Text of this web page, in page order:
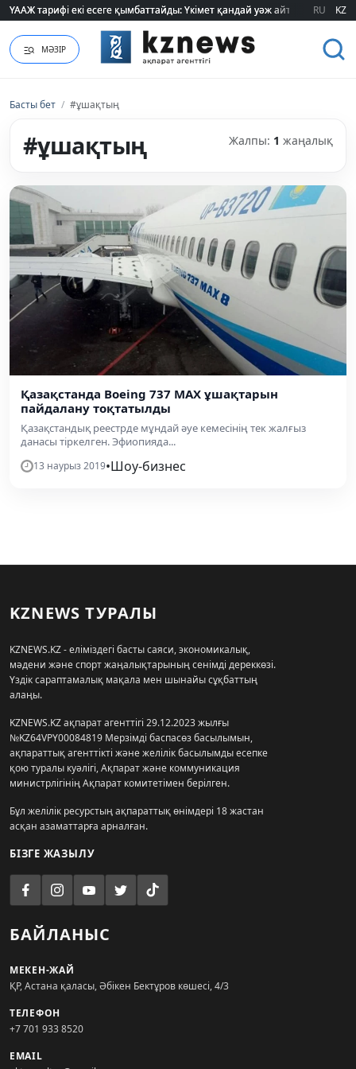
ҮААЖ тарифі екі есеге қымбаттайды: Үкімет қандай уәж айтады?
ҮААЖ тарифі екі есеге қымбаттайды: Үкімет қандай уәж айтады? RU KZ
МӘЗІР
Басты бет / #ұшақтың
#ұшақтың Жалпы: 1 жаңалық
Қазақстанда Boeing 737 MAX ұшақтарын
пайдалану тоқтатылды
Қазақстандық реестрде мұндай әуе кемесінің тек жалғыз
данасы тіркелген. Эфиопияда...
13 наурыз 2019•Шоу-бизнес
KZNEWS ТУРАЛЫ
KZNEWS.KZ - еліміздегі басты саяси, экономикалық,
мәдени және спорт жаңалықтарының сенімді дереккөзі.
Үздік сараптамалық мақала мен шынайы сұқбаттың
алаңы.
KZNEWS.KZ ақпарат агенттігі 29.12.2023 жылғы
№KZ64VPY00084819 Мерзімді баспасөз басылымын,
ақпараттық агенттікті және желілік басылымды есепке
қою туралы куәлігі, Ақпарат және коммуникация
министрлігінің Ақпарат комитетімен берілген.
Бұл желілік ресурстың ақпараттық өнімдері 18 жастан
асқан азаматтарға арналған.
БІЗГЕ ЖАЗЫЛУ
БАЙЛАНЫС
МЕКЕН-ЖАЙ
ҚР, Астана қаласы, Әбікен Бектұров көшесі, 4/3
ТЕЛЕФОН
+7 701 933 8520
EMAIL